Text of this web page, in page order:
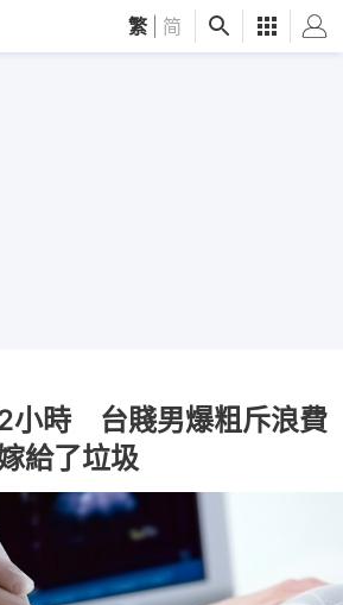
繁 简
小時 台賤男爆粗斥浪費
給了垃圾